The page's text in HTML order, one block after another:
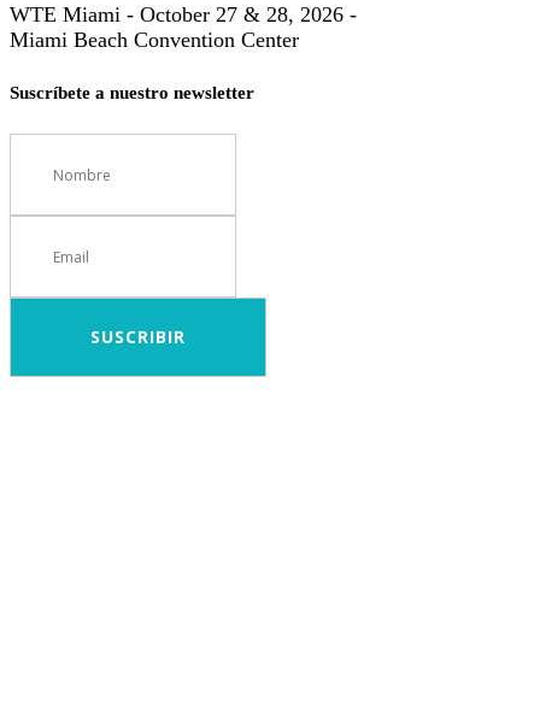
WTE Miami - October 27 & 28, 2026 -
Miami Beach Convention Center
Suscríbete a nuestro newsletter